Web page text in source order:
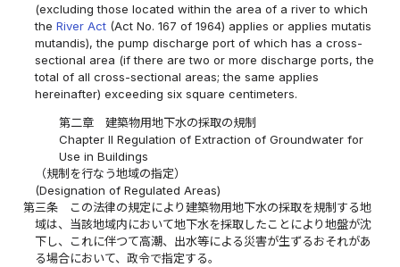
(excluding those located within the area of a river to which
theRiver Act (Act No. 167 of 1964) applies or applies mutatis
mutandis), the pump discharge port of which has a cross-
sectional area (if there are two or more discharge ports, the
total of all cross-sectional areas; the same applies
hereinafter) exceeding six square centimeters.
第二章 建築物用地下水の採取の規制
Chapter II Regulation of Extraction of Groundwater for
Use in Buildings
（規制を行なう地域の指定）
(Designation of Regulated Areas)
第三条
この法律の規定により建築物用地下水の採取を規制する地
域は、当該地域内において地下水を採取したことにより地盤が沈
下し、これに伴つて高潮、出水等による災害が生ずるおそれがあ
る場合において、政令で指定する。